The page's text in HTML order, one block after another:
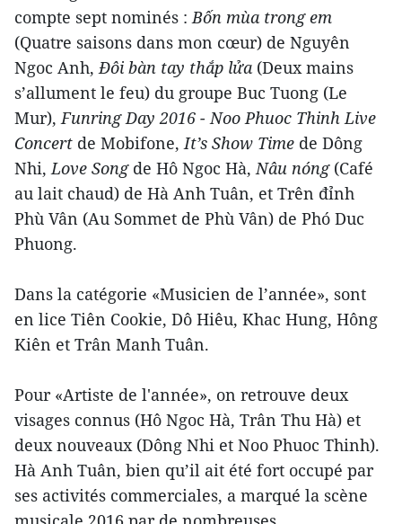
compte sept nominés :Bốn mùa trong em
(Quatre saisons dans mon cœur) de Nguyên
Ngoc Anh,Đôi bàn tay thắp lửa(Deux mains
s’allument le feu) du groupe Buc Tuong (Le
Mur),Funring Day 2016 - Noo Phuoc Thinh Live
Concert de Mobifone,It’s Show Time de Dông
Nhi,Love Songde Hô Ngoc Hà,Nâu nóng(Café
au lait chaud) de Hà Anh Tuân, et Trên đỉnh
Phù Vân (Au Sommet de Phù Vân) de Phó Duc
Phuong.
Dans la catégorie «Musicien de l’année», sont
en lice Tiên Cookie, Dô Hiêu, Khac Hung, Hông
Kiên et Trân Manh Tuân.
Pour «Artiste de l'année», on retrouve deux
visages connus (Hô Ngoc Hà, Trân Thu Hà) et
deux nouveaux (Dông Nhi et Noo Phuoc Thinh).
Hà Anh Tuân, bien qu’il ait été fort occupé par
ses activités commerciales, a marqué la scène